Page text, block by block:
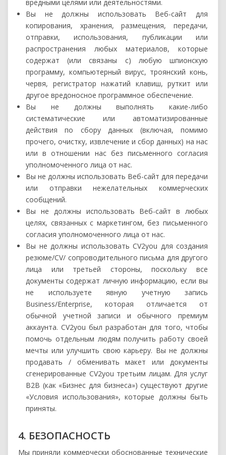
вредными целями или деятельностями.
Вы не должны использовать Веб-сайт для
копирования, хранения, размещения, передачи,
отправки, использования, публикации или
распространения любых материалов, которые
содержат (или связаны с) любую шпионскую
программу, компьютерный вирус, троянский конь,
червя, регистратор нажатий клавиш, руткит или
другое вредоносное программное обеспечение.
Вы не должны выполнять какие-либо
систематические или автоматизированные
действия по сбору данных (включая, помимо
прочего, очистку, извлечение и сбор данных) на нас
или в отношении нас без письменного согласия
уполномоченного лица от нас.
Вы не должны использовать Веб-сайт для передачи
или отправки нежелательных коммерческих
сообщений.
Вы не должны использовать Веб-сайт в любых
целях, связанных с маркетингом, без письменного
согласия уполномоченного лица от нас.
Вы не должны использовать CV2you для создания
резюме/CV/ сопроводительного письма для другого
лица или третьей стороны, поскольку все
документы содержат личную информацию, если вы
не используете явную учетную запись
Business/Enterprise, которая отличается от
обычной учетной записи и обычного премиум
аккаунта. CV2you был разработан для того, чтобы
помочь отдельным людям получить работу своей
мечты или улучшить свою карьеру. Вы не должны
продавать / обменивать макет или документы
сгенерированные CV2you третьим лицам. Для услуг
B2B (как «Бизнес для бизнеса») существуют другие
«Условия использования», которые должны быть
приняты.
4. БЕЗОПАСНОСТЬ
Мы приняли коммерчески обоснованные технические